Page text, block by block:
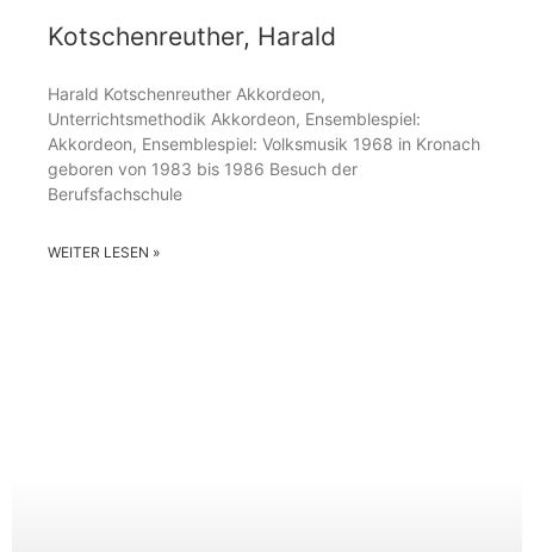
Kotschenreuther, Harald
Harald Kotschenreuther Akkordeon,
Unterrichtsmethodik Akkordeon, Ensemblespiel:
Akkordeon, Ensemblespiel: Volksmusik 1968 in Kronach
geboren von 1983 bis 1986 Besuch der
Berufsfachschule
WEITER LESEN »